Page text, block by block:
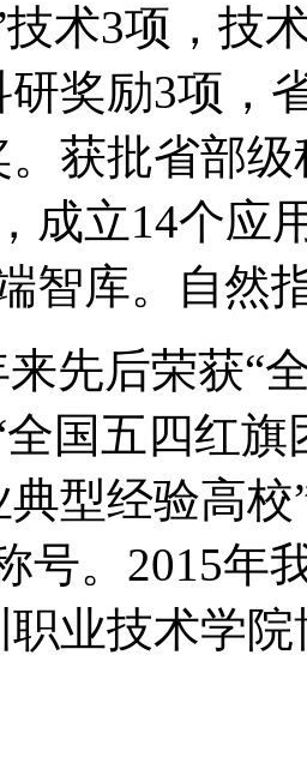
技术3项，技
奖励3项，
获批省部
成立14个应
智库。自然
先后荣获“
国五四红
典型经验高
号。2015年
业技术学